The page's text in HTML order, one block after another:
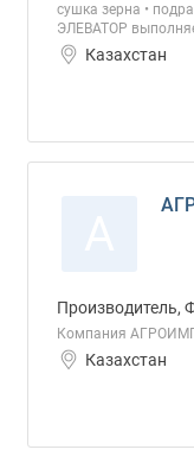
сушка зерна •
ЭЛЕВАТОР
Казахстан
Производитель,
Компания
Казахстан